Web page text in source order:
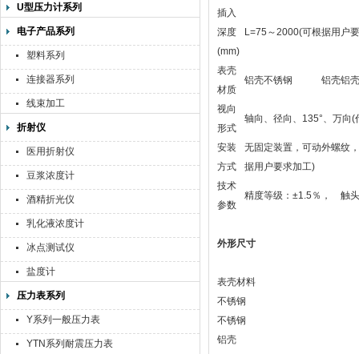
U型压力计系列
电子产品系列
塑料系列
连接器系列
线束加工
折射仪
医用折射仪
豆浆浓度计
酒精折光仪
乳化液浓度计
冰点测试仪
盐度计
压力表系列
Y系列一般压力表
YTN系列耐震压力表
插入
深度
(mm)
L=75～2000(可根据用户
表壳
材质
铝壳不锈钢 铝壳铝壳
视向
形式
轴向、径向、135°、万向
安装
方式
无固定装置，可动外螺纹
据用户要求加工)
技术
参数
精度等级：±1.5％， 触
外形尺寸
表壳材料
不锈钢
不锈钢
铝壳